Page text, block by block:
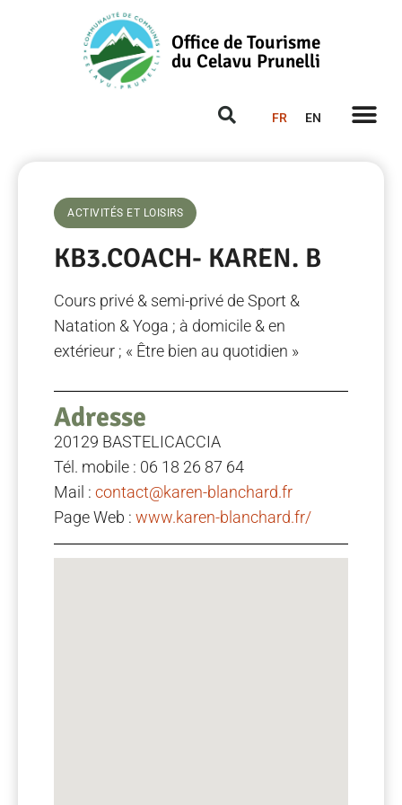
Office de Tourisme
du Celavu Prunelli
FR EN
ACTIVITÉS ET LOISIRS
KB3.COACH- KAREN. B
Cours privé & semi-privé de Sport &
Natation & Yoga ; à domicile & en
extérieur ; « Être bien au quotidien »
Adresse
20129 BASTELICACCIA
Tél. mobile : 06 18 26 87 64
Mail : contact@karen-blanchard.fr
Page Web : www.karen-blanchard.fr/